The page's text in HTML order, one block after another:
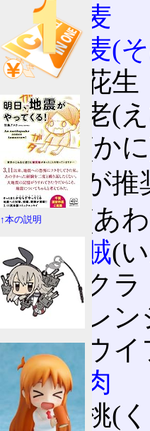
小麦
蕎麦(
落花生
海老(
蟹(か
表示が推
鮑(あ
烏賊(
イクラ
オレン
キウイ
牛肉
胡桃(
↑本の説明